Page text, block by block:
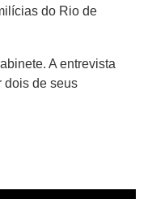
do Rio de
A entrevista
dois de seus